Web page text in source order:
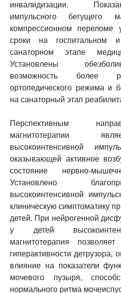
инвалидизации.
импульсного бегущего
компрессионном
сроки на
санаторном этапе
Установлены
возможность более
ортопедического режима и
на санаторный этап
Перспективным
магнитотерапии
высокоинтенсивной
оказывающей активное
состояние нервно-
Установлено
высокоинтенсивной
клиническую симптоматику
детей. При нейрогенной
у детей
магнитотерапия
гиперактивности детрузора,
влияние на показатели
мочевого пузыря,
нормального ритма